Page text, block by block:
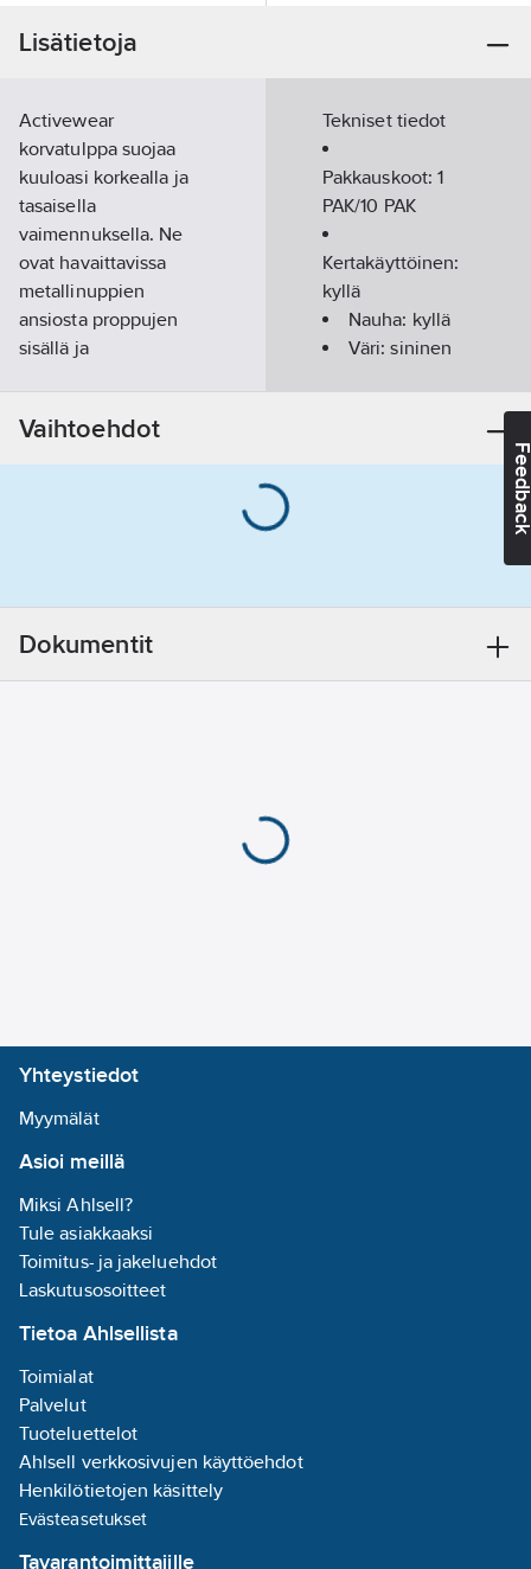
Lisätietoja
Activewear
korvatulppa suojaa
kuuloasi korkealla ja
tasaisella
vaimennuksella. Ne
ovat havaittavissa
metallinuppien
ansiosta proppujen
sisällä ja
Kirkas sininen väri
tekee niistä hyvin
ilman puristusta.
Pehmeät ja mukavat
korvatulpat on tehty
polyuretaanivaahtomuovimateriaalista.
hiilineutraaleja ja ne
on valmistettu
tuotantolaitoksessa,
joka on sopeutettu
ilmastoon ja jossa ei
ole lainkaan
hiilidioksidipäästöjä.
Monikäyttöinen,
universaalikokoinen
korvatulppa, joka sopii
useimpiin
korvakäytäviin. Tulppa
on muotoonpuristettu
TPE-materiaalista,
Tekniset tiedot
Pakkauskoot:1
PAK/10 PAK
Kertakäyttöinen:
kyllä
Nauha: kyllä
Väri:sininen
Melu
Vaihtoehdot
Dokumentit
Yhteystiedot
Myymälät
Asioi meillä
Miksi Ahlsell?
Tule asiakkaaksi
Toimitus- ja jakeluehdot
Laskutusosoitteet
Tietoa Ahlsellista
Toimialat
Palvelut
Tuoteluettelot
Ahlsell verkkosivujen käyttöehdot
Henkilötietojen käsittely
Evästeasetukset
Tavarantoimittajille